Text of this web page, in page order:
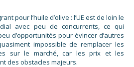
pour l’huile d’olive : l’UE est de loin le
avec peu de concurrents, ce qui
d’opportunités pour évincer d’autres
impossible de remplacer les
sur le marché, car les prix et les
des obstacles majeurs.